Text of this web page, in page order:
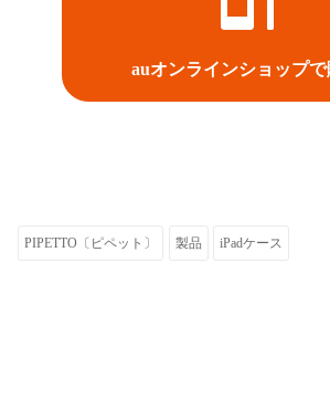
auオンラインショップで
PIPETTO〔ピペット〕 製品 iPadケース